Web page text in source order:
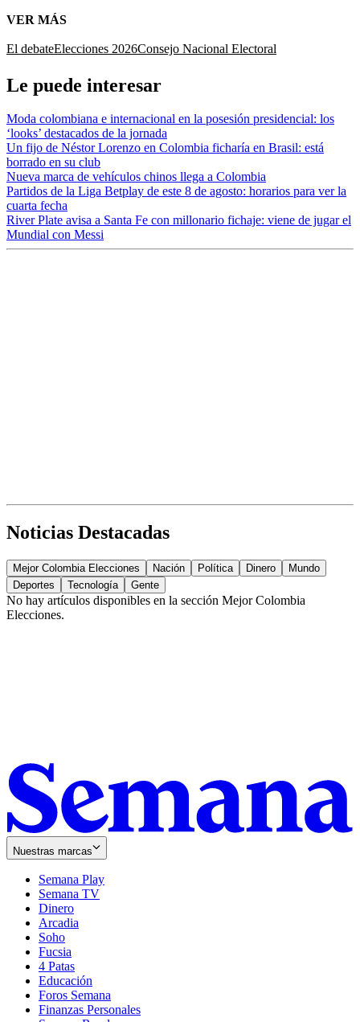
VER MÁS
El debateElecciones 2026Consejo Nacional Electoral
Le puede interesar
Moda colombiana e internacional en la posesión presidencial: los
‘looks’ destacados de la jornada
Un fijo de Néstor Lorenzo en Colombia ficharía en Brasil: está
borrado en su club
Nueva marca de vehículos chinos llega a Colombia
Partidos de la Liga Betplay de este 8 de agosto: horarios para ver la
cuarta fecha
River Plate avisa a Santa Fe con millonario fichaje: viene de jugar el
Mundial con Messi
Noticias Destacadas
Mejor Colombia Elecciones Nación Política Dinero
Mundo
Deportes
Tecnología Gente
No hay artículos disponibles en la sección Mejor Colombia
Elecciones.
Nuestras marcas
Semana Play
Semana TV
Dinero
Arcadia
Soho
in
new
window
Fucsia
in
new
window
4 Patas
Educación
Foros Semana
Finanzas Personales